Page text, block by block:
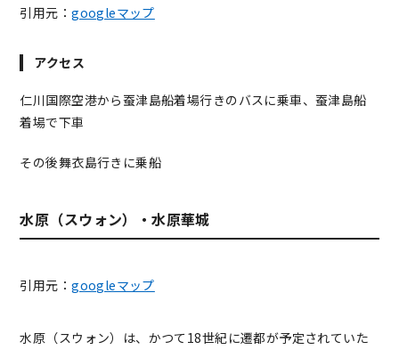
引用元：googleマップ
アクセス
仁川国際空港から蚕津島船着場行きのバスに乗車、蚕津島船
着場で下車
その後舞衣島行きに乗船
水原（スウォン）・水原華城
引用元：googleマップ
水原（スウォン）は、かつて18世紀に遷都が予定されていた